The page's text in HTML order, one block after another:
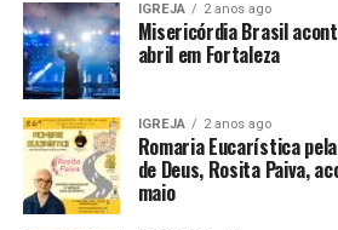
IGREJA 2 anos ago
Misericórdia Brasil
abril em Fortaleza
IGREJA 2 anos ago
Romaria Eucarística
de Deus, Rosita Paiva,
maio